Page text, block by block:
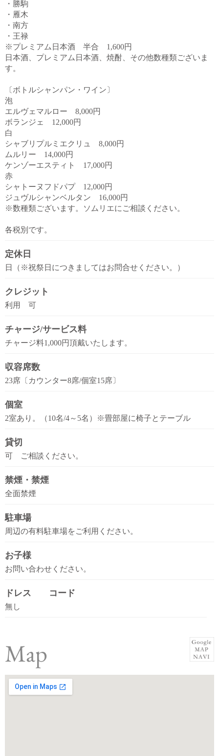
・勝駒
・雁木
・南方
・王禄
※プレミアム日本酒 半合 1,600円
日本酒、プレミアム日本酒、焼酎、その他数種類ございま
す。
〔ボトルシャンパン・ワイン〕
泡
エルヴェマルロー 8,000円
ボランジェ 12,000円
白
シャブリプルミエクリュ 8,000円
ムルリー 14,000円
ケンゾーエスティト 17,000円
赤
シャトーヌフドパプ 12,000円
ジュヴルシャンベルタン 16,000円
※数種類ございます。ソムリエにご相談ください。
各税別です。
定休日
日（※祝祭日につきましてはお問合せください。）
クレジット
利用 可
チャージ/サービス料
チャージ料1,000円頂戴いたします。
収容席数
23席〔カウンター8席/個室15席〕
個室
2室あり。（10名/4～5名）※畳部屋に椅子とテーブル
貸切
可 ご相談ください。
禁煙・禁煙
全面禁煙
駐車場
周辺の有料駐車場をご利用ください。
お子様
お問い合わせください。
ドレス コード
無し
Map